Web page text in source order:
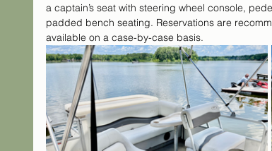
a captain’s seat with steering wheel console,
padded bench seating. Reservations are
available on a case-by-case basis.